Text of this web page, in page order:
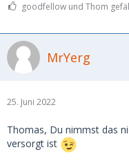
goodfellow und Thom
MrYerg
25. Juni 2022
Thomas, Du nimmst das
versorgt ist